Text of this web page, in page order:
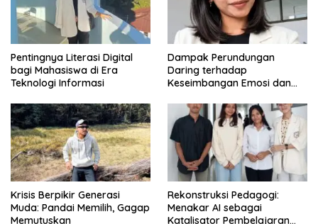
Pentingnya Literasi Digital
bagi Mahasiswa di Era
Teknologi Informasi
Dampak Perundungan
Daring terhadap
Keseimbangan Emosi dan
Krisis Berpikir Generasi
Muda: Pandai Memilih, Gagap
Memutuskan
Rekonstruksi Pedagogi:
Menakar AI sebagai
Katalisator Pembelajaran